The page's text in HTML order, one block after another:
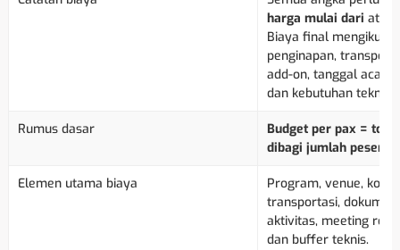
harga mulai dari atau
Biaya final mengikuti
penginapan,
add-on, tanggal
dan kebutuhan teknis.
Rumus dasar
Budget per pax =
dibagi jumlah peserta.
Elemen utama biaya
Program, venue,
transportasi,
aktivitas, meeting
dan buffer teknis.